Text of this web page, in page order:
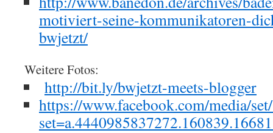
motiviert-seine-kommunikatoren-
bwjetzt/
Weitere Fotos:
http://bit.ly/bwjetzt-meets-blogger
https://www.facebook.com/media/